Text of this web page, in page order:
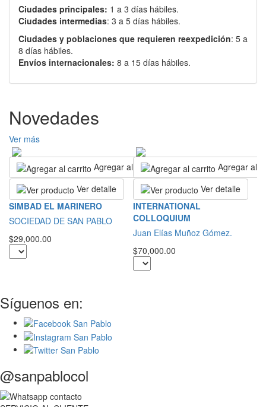
Ciudades principales: 1 a 3 días hábiles.
Ciudades intermedias: 3 a 5 días hábiles.
Ciudades y poblaciones que requieren reexpedición: 5 a
8 días hábiles.
Envíos internacionales: 8 a 15 días hábiles.
Novedades
Ver más
Agregar al carrito
Ver detalle
SIMBAD EL MARINERO
SOCIEDAD DE SAN PABLO
$29,000.00
Agregar al
Ver detalle
INTERNATIONAL
COLLOQUIUM
Juan Elías Muñoz Gómez.
$70,000.00
Síguenos en:
@sanpablocol